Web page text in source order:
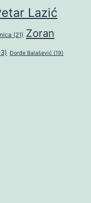
Lazić
(21) Zoran
Đorđe Balašević (19)